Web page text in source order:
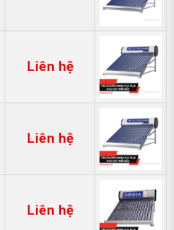
Liên hệ
Liên hệ
Liên hệ